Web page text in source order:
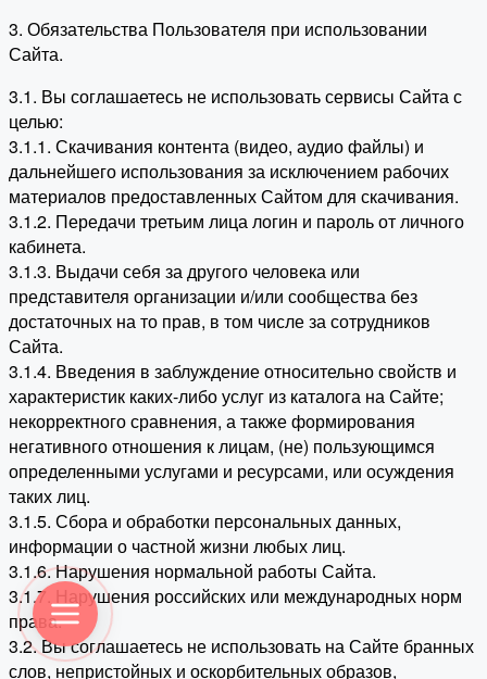
3. Обязательства Пользователя при использовании
Сайта.
3.1. Вы соглашаетесь не использовать сервисы Сайта с
целью:
3.1.1. Скачивания контента (видео, аудио файлы) и
дальнейшего использования за исключением рабочих
материалов предоставленных Сайтом для скачивания.
3.1.2. Передачи третьим лица логин и пароль от личного
кабинета.
3.1.3. Выдачи себя за другого человека или
представителя организации и/или сообщества без
достаточных на то прав, в том числе за сотрудников
Сайта.
3.1.4. Введения в заблуждение относительно свойств и
характеристик каких-либо услуг из каталога на Сайте;
некорректного сравнения, а также формирования
негативного отношения к лицам, (не) пользующимся
определенными услугами и ресурсами, или осуждения
таких лиц.
3.1.5. Сбора и обработки персональных данных,
информации о частной жизни любых лиц.
3.1.6. Нарушения нормальной работы Сайта.
3.1.7. Нарушения российских или международных норм
права.
3.2. Вы соглашаетесь не использовать на Сайте бранных
слов, непристойных и оскорбительных образов,